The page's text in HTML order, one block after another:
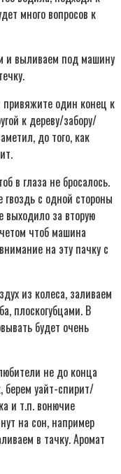
много вопросов к
и выливаем под машину
привяжите один конец к
к дереву/забору/
до того, как
в глаза не бросалось.
гвоздь с одной стороны
выходило за вторую
чтоб машина
на эту пачку с
из колеса, заливаем
плоскогубцами. В
будет очень
не до конца
берем уайт-спирит/
и т.п. вонючие
на сон, например
в тачку. Аромат